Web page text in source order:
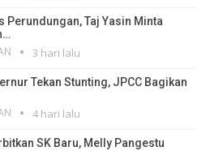
Perundungan, Taj Yasin Minta
3 hari lalu
Tekan Stunting, JPCC Bagikan
4 hari lalu
SK Baru, Melly Pangestu